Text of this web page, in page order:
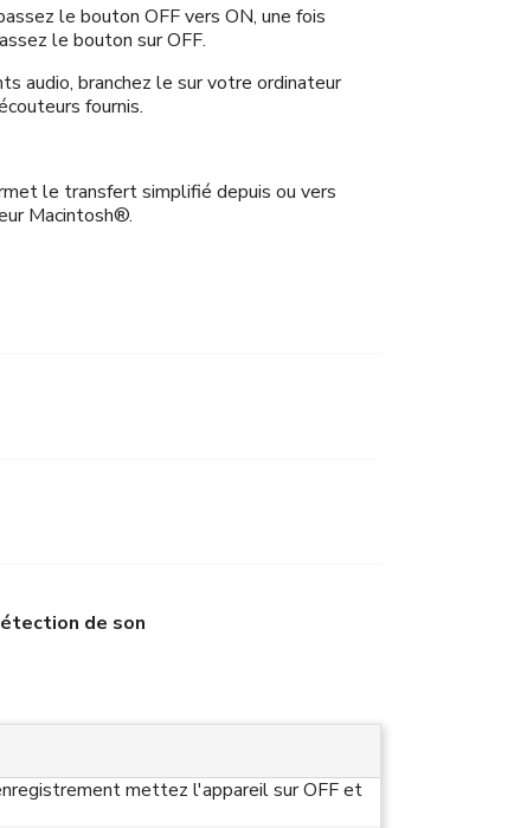
le bouton OFF vers ON, une fois
le bouton sur OFF.
audio, branchez le sur votre ordinateur
fournis.
le transfert simplifié depuis ou vers
Macintosh®.
de son
mettez l'appareil sur OFF et